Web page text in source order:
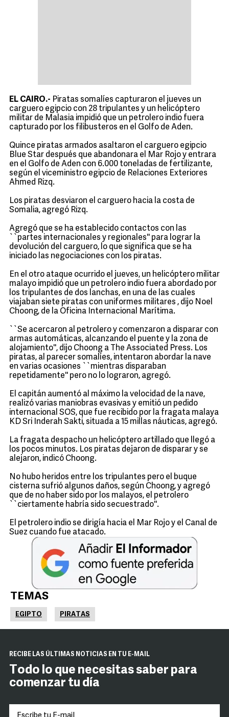
EL CAIRO.- Piratas somalíes capturaron el jueves un
carguero egipcio con 28 tripulantes y un helicóptero
militar de Malasia impidió que un petrolero indio fuera
capturado por los filibusteros en el Golfo de Aden.
Quince piratas armados asaltaron el carguero egipcio
Blue Star después que abandonara el Mar Rojo y entrara
en el Golfo de Aden con 6.000 toneladas de fertilizante,
según el viceministro egipcio de Relaciones Exteriores
Ahmed Rizq.
Los piratas desviaron el carguero hacia la costa de
Somalia, agregó Rizq.
Agregó que se ha establecido contactos con las
``partes internacionales y regionales'' para lograr la
devolución del carguero, lo que significa que se ha
iniciado las negociaciones con los piratas.
En el otro ataque ocurrido el jueves, un helicóptero militar
malayo impidió que un petrolero indio fuera abordado por
los tripulantes de dos lanchas, en una de las cuales
viajaban siete piratas con uniformes militares , dijo Noel
Choong, de la Oficina Internacional Marítima.
``Se acercaron al petrolero y comenzaron a disparar con
armas automáticas, alcanzando el puente y la zona de
alojamiento'', dijo Choong a The Associated Press. Los
piratas, al parecer somalíes, intentaron abordar la nave
en varias ocasiones ``mientras disparaban
repetidamente'' pero no lo lograron, agregó.
El capitán aumentó al máximo la velocidad de la nave,
realizó varias maniobras evasivas y emitió un pedido
internacional SOS, que fue recibido por la fragata malaya
KD Sri Inderah Sakti, situada a 15 millas náuticas, agregó.
La fragata despacho un helicóptero artillado que llegó a
los pocos minutos. Los piratas dejaron de disparar y se
alejaron, indicó Choong.
No hubo heridos entre los tripulantes pero el buque
cisterna sufrió algunos daños, según Choong, y agregó
que de no haber sido por los malayos, el petrolero
``ciertamente habría sido secuestrado''.
El petrolero indio se dirigía hacia el Mar Rojo y el Canal de
Suez cuando fue atacado.
TEMAS
EGIPTO PIRATAS
RECIBE LAS ÚLTIMAS NOTICIAS EN TU E-MAIL
Todo lo que necesitas saber para
comenzar tu día